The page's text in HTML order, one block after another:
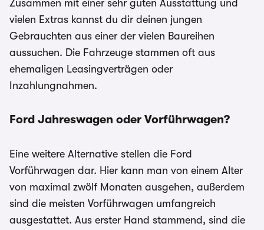
Zusammen mit einer sehr guten Ausstattung und
vielen Extras kannst du dir deinen jungen
Gebrauchten aus einer der vielen Baureihen
aussuchen. Die Fahrzeuge stammen oft aus
ehemaligen Leasingverträgen oder
Inzahlungnahmen.
Ford Jahreswagen oder Vorführwagen?
Eine weitere Alternative stellen die Ford
Vorführwagen dar. Hier kann man von einem Alter
von maximal zwölf Monaten ausgehen, außerdem
sind die meisten Vorführwagen umfangreich
ausgestattet. Aus erster Hand stammend, sind die